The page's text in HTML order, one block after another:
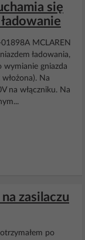
się
MCLAREN
ładowania,
wymianie gniazda
Na
na włączniku. Na
zasilaczu
po